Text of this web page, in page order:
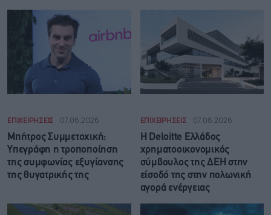
ΕΠΙΧΕΙΡΗΣΕΙΣ 07.08.2026
Μπήτρος Συμμετοχική:
Υπεγράφη η τροποποίηση
της συμφωνίας εξυγίανσης
της θυγατρικής της
ΕΠΙΧΕΙΡΗΣΕΙΣ 07.08.2026
Η Deloitte Ελλάδος
χρηματοοικονομικός
σύμβουλος της ΔΕΗ στην
είσοδό της στην πολωνική
αγορά ενέργειας